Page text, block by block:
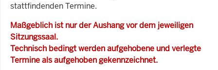
stattfindenden Termine.
Maßgeblich ist nur der Aushang vor dem jeweiligen
Sitzungssaal.
Technisch bedingt werden aufgehobene und verlegte
Termine als aufgehoben gekennzeichnet.